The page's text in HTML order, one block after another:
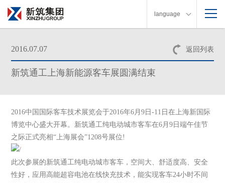
language
返回列表
2016.07.07
新筑通工上海新能源客车展圆满结束
2016中国国际客车技术展览会于2016年6月9日-11日在上海新国际
博览中心盛大开幕。新筑通工纯电动城市客车在6月9日端午佳节
之际正式亮相“上海展会”1208号展位!
此次参展的新筑通工纯电动城市客车，空间大、舒适度高、安全
性好，应用高能超容电池在线快充技术，能实现客车24小时不间